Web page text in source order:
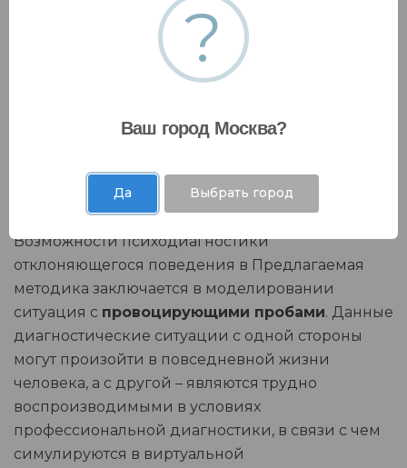
Возможности психодиагностики
отклоняющегося поведения в Предлагаемая
методика заключается в моделировании
ситуация с провоцирующими пробами. Данные
диагностические ситуации с одной стороны
могут произойти в повседневной жизни
человека, а с другой – являются трудно
воспроизводимыми в условиях
профессиональной диагностики, в связи с чем
симулируются в виртуальной
?
Ваш город Москва?
Да Выбрать город